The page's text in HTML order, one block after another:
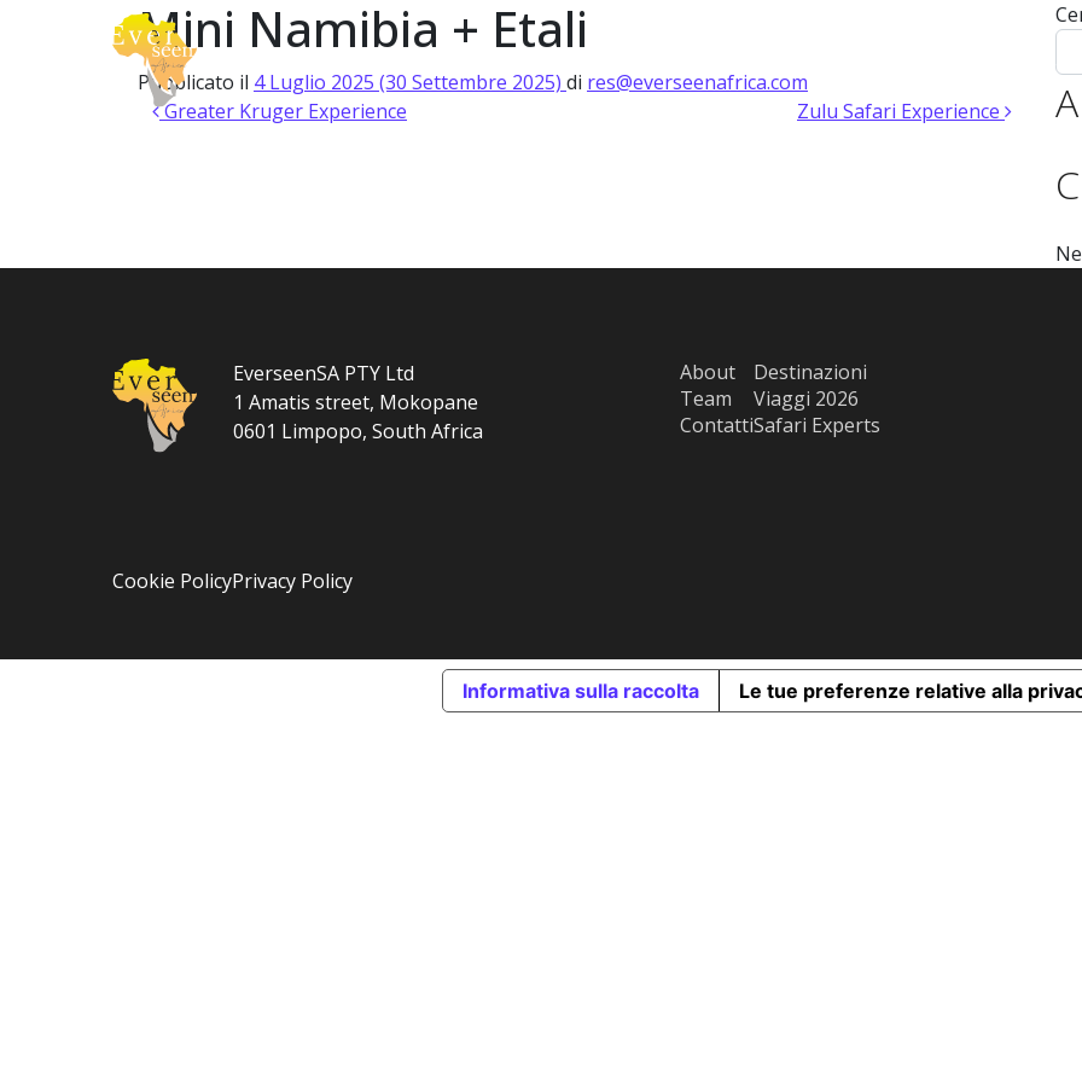
Vai al contenuto
Navigazione principale
Mini Namibia + Etali
Pubblicato il 4 Luglio 2025 (30 Settembre 2025) di res@everseenafrica.com
Navigazione articoli
Greater Kruger Experience Zulu Safari Experience
EverseenSA PTY Ltd
1 Amatis street, Mokopane
0601 Limpopo, South Africa
About
Team
Contatti
Destinazioni
Viaggi 2026
Safari Experts
Cookie PolicyPrivacy Policy
Informativa sulla raccolta Le tue preferenze relative alla